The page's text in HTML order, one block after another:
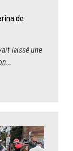
de
laissé une